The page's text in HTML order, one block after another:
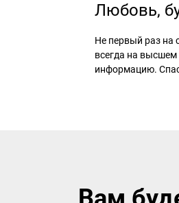
Любовь,
Не первый раз на
всегда на высшем
информацию.